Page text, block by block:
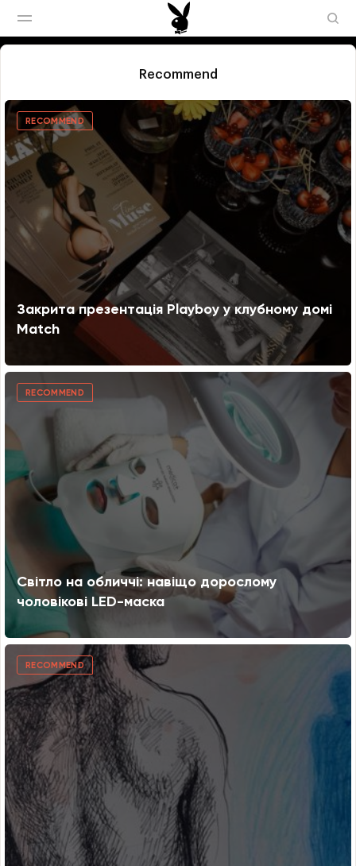
Recommend
RECOMMEND
Закрита презентація Playboy у клубному домі
Match
RECOMMEND
Світло на обличчі: навіщо дорослому
чоловікові LED-маска
RECOMMEND